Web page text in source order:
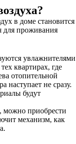
в доме становится
для проживания
увлажнителями
квартирах, где
отопительной
наступает не сразу.
будут
можно приобрести
механизм, как